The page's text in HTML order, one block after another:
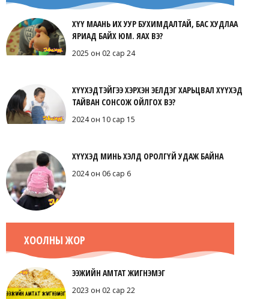
ХҮҮ МААНЬ ИХ УУР БУХИМДАЛТАЙ, БАС ХУДЛАА
ЯРИАД БАЙХ ЮМ. ЯАХ ВЭ?
2025 он 02 сар 24
ХҮҮХЭДТЭЙГЭЭ ХЭРХЭН ЭЕЛДЭГ ХАРЬЦВАЛ ХҮҮХЭД
ТАЙВАН СОНСОЖ ОЙЛГОХ ВЭ?
2024 он 10 сар 15
ХҮҮХЭД МИНЬ ХЭЛД ОРОЛГҮЙ УДАЖ БАЙНА
2024 он 06 сар 6
ХООЛНЫ ЖОР
ЭЭЖИЙН АМТАТ ЖИГНЭМЭГ
2023 он 02 сар 22